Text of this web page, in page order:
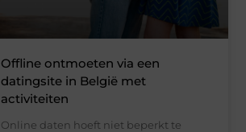
Offline ontmoeten via een
datingsite in België met
activiteiten
Online daten hoeft niet beperkt te